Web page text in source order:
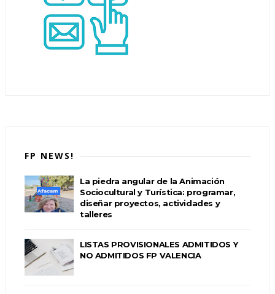
FP NEWS!
La piedra angular de la Animación
Sociocultural y Turística: programar,
diseñar proyectos, actividades y
talleres
LISTAS PROVISIONALES ADMITIDOS Y
NO ADMITIDOS FP VALENCIA